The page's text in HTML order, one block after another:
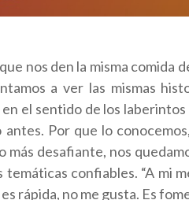
nos den la misma comida
a ver las mismas
el sentido de los
Por que lo
desafiante, nos
confiables. “A mi
rápida, no me gusta. Es